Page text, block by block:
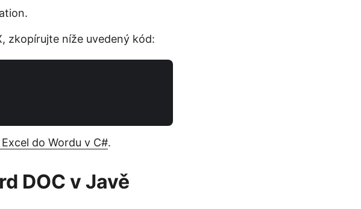
zkopírujte níže uvedený kód:
do Wordu v C#.
DOC v Javě